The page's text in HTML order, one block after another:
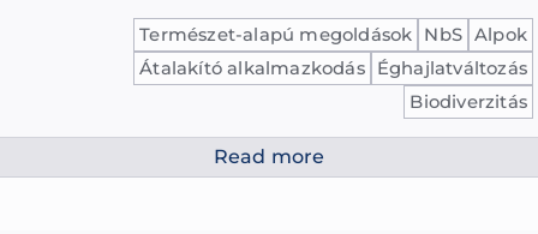
Read more
Természet-alapú megoldások NbS Alpok
Átalakító alkalmazkodás
Éghajlatváltozás
Biodiverzitás